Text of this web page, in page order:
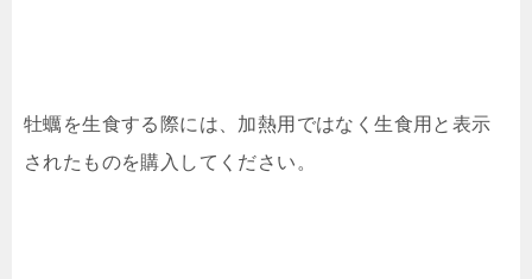
牡蠣を生食する際には、加熱用ではなく生食用と表示
されたものを購入してください。